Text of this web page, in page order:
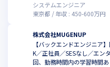
システムエンジニア
東京都
年収 : 450-600万円
株式会社MUGENUP
【バックエンドエンジニア
K／正社員／SESなし／エン
回、勤務時間内の学習時間